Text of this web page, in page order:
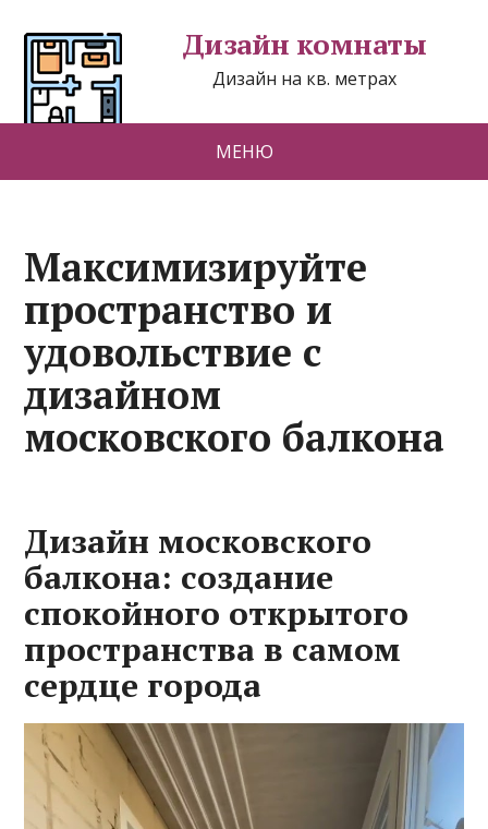
Дизайн комнаты
Дизайн на кв. метрах
МЕНЮ
Максимизируйте
пространство и
удовольствие с
дизайном
московского балкона
Дизайн московского
балкона: создание
спокойного открытого
пространства в самом
сердце города